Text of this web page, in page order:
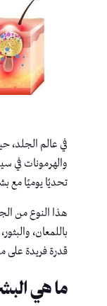
في عالم الجلد،
والهرمونات في
تحديًا يوميًا مع
هذا النوع من
باللمعان،
قدرة فريدة على
ما هي